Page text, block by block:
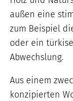
außen eine
zum Beispiel
oder ein
Abwechslung.
Aus einem
konzipierten